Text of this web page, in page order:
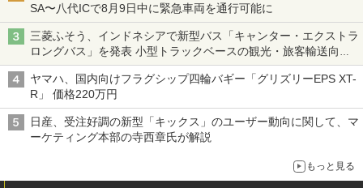
SA〜八代ICで8月9日中に緊急車両を通行可能に
三菱ふそう、インドネシアで新型バス「キャンター・エクストラ
ロングバス」を発表 小型トラックベースの観光・旅客輸送向け
バス
ヤマハ、国内向けフラグシップ四輪バギー「グリズリーEPS XT-
R」 価格220万円
日産、受注好調の新型「キックス」のユーザー動向に関して、マ
ーケティング本部の寺西章氏が解説
もっと見る